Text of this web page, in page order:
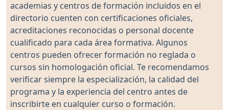
academias y centros de formación incluidos en el
directorio cuenten con certificaciones oficiales,
acreditaciones reconocidas o personal docente
cualificado para cada área formativa. Algunos
centros pueden ofrecer formación no reglada o
cursos sin homologación oficial. Te recomendamos
verificar siempre la especialización, la calidad del
programa y la experiencia del centro antes de
inscribirte en cualquier curso o formación.